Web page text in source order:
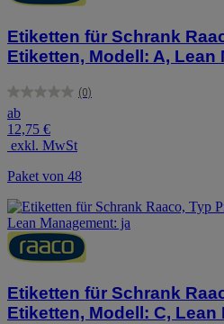
Etiketten für Schrank
Etiketten, Modell: A, Lean
(0)
0.0
von
5
Sternen.
ab
12,75 €
exkl. MwSt
Paket von 48
Etiketten für Schrank
Etiketten, Modell: C, Lean